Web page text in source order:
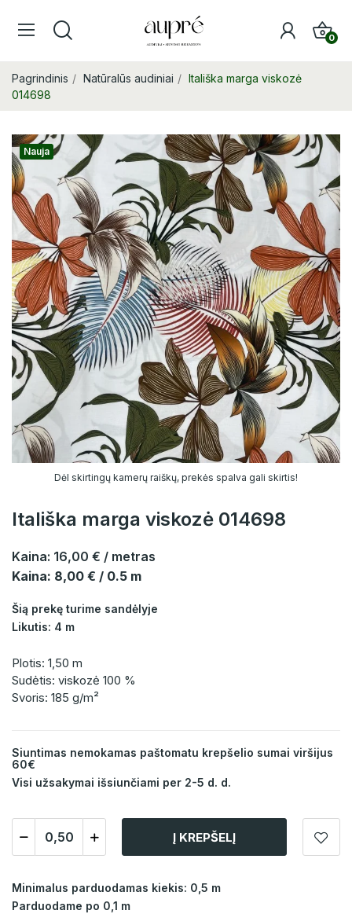
0
Pagrindinis Natūralūs audiniai
Itališka marga viskozė
014698
Nauja
Dėl skirtingų kamerų raiškų, prekės spalva gali skirtis!
Itališka marga viskozė 014698
Kaina: 16,00 € / metras
Kaina: 8,00 € / 0.5 m
Šią prekę turime sandėlyje
Likutis: 4 m
Plotis: 1,50 m
Sudėtis: viskozė 100 %
Svoris: 185 g/m²
Siuntimas nemokamas paštomatu krepšelio sumai viršijus
60€
Visi užsakymai išsiunčiami per 2-5 d. d.
Į KREPŠELĮ
Minimalus parduodamas kiekis: 0,5 m
Parduodame po 0,1 m